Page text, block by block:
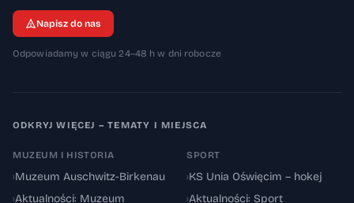
Napisz do nas
Odpowiadamy w ciągu 24–48 h w dni robocze
ODKRYJ WIĘCEJ – TEMATY I MIEJSCA
MUZEUM I HISTORIA
›Muzeum Auschwitz-Birkenau
›Aktualności: Muzeum
SPORT
›KS Unia Oświęcim – hokej
›Aktualności: Sport